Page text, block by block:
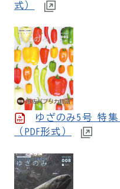
式）
ゆざのみ5号 特集
（PDF形式）